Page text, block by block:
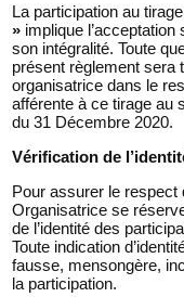
La participation au
» implique
son intégralité. Toute
présent règlement sera
organisatrice dans le
afférente à ce tirage au
du 31 Décembre 2020.
Vérification de
Pour assurer le respect
Organisatrice se
de l’identité des
Toute indication
fausse, mensongère,
la participation.